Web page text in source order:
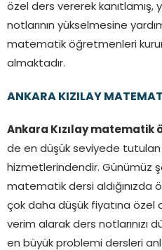
özel ders vererek kanıtlamış,
notlarının yükselmesine
matematik öğretmenleri
almaktadır.
ANKARA KIZILAY
Ankara Kızılay matematik
de en düşük seviyede
hizmetlerindendir. Günümüz
matematik dersi aldığınızda
çok daha düşük fiyatına özel
verim alarak ders notlarınızı
en büyük problemi dersleri